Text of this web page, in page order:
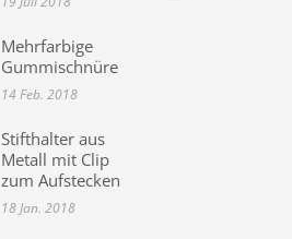
Mehrfarbige
Gummischnüre
14 Feb. 2018
Stifthalter aus
Metall mit Clip
zum Aufstecken
18 Jan. 2018